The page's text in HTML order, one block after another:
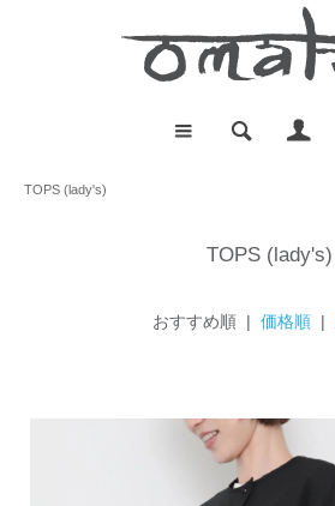
TOPS (lady's)
TOPS (lady's)
おすすめ順 | 価格順 |